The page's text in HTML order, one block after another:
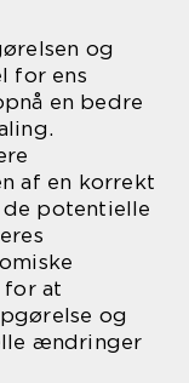
og
for ens
en bedre
af en korrekt
potentielle
at
og
ændringer